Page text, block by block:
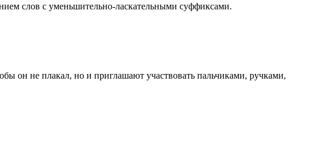
слов с уменьшительно-ласкательными суффиксами.
он не плакал, но и приглашают участвовать пальчиками, ручками,